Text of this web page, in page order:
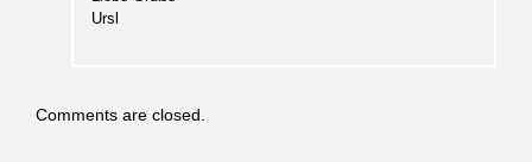
Ursl
Comments are closed.